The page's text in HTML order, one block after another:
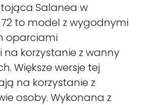
Salanea w
72 to model z wygodnymi
oparciami
korzystanie z wanny
Większe wersje tej
na korzystanie z
osoby. Wykonana z